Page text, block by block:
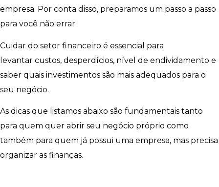
empresa. Por conta disso, preparamos um passo a passo
para você não errar.
Cuidar do setor financeiro é essencial para
levantar custos, desperdícios, nível de endividamento e
saber quais investimentos são mais adequados para o
seu negócio.
As dicas que listamos abaixo são fundamentais tanto
para quem quer abrir seu negócio próprio como
também para quem já possui uma empresa, mas precisa
organizar as finanças.